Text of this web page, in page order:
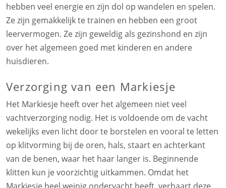
hebben veel energie en zijn dol op wandelen en spelen.
Ze zijn gemakkelijk te trainen en hebben een groot
leervermogen. Ze zijn geweldig als gezinshond en zijn
over het algemeen goed met kinderen en andere
huisdieren.
Verzorging van een Markiesje
Het Markiesje heeft over het algemeen niet veel
vachtverzorging nodig. Het is voldoende om de vacht
wekelijks even licht door te borstelen en vooral te letten
op klitvorming bij de oren, hals, staart en achterkant
van de benen, waar het haar langer is. Beginnende
klitten kun je voorzichtig uitkammen. Omdat het